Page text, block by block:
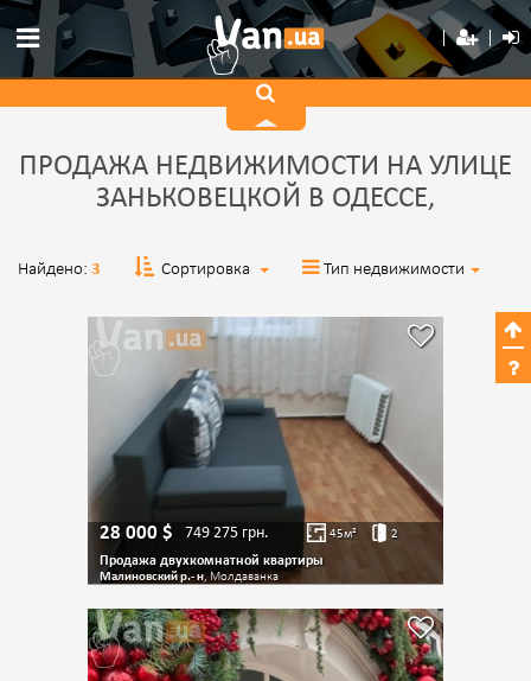
ПРОДАЖА НЕДВИЖИМОСТИ НА УЛИЦЕ
ЗАНЬКОВЕЦКОЙ В ОДЕССЕ,
Найдено: 3 Сортировка Тип недвижимости
28 000 $ 749 275 грн. 45м² 2
Продажа двухкомнатной квартиры
Малиновский р.- н, Молдаванка